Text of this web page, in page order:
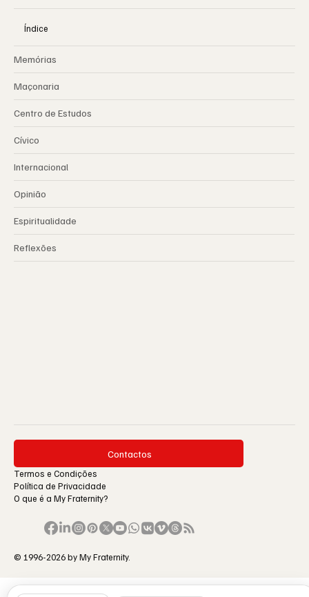
Índice
Memórias
Maçonaria
Centro de Estudos
Cívico
Internacional
Opinião
Espiritualidade
Reflexões
Contactos
Termos e Condições
Política de Privacidade
O que é a My Fraternity?
© 1996-2026 by My Fraternity.